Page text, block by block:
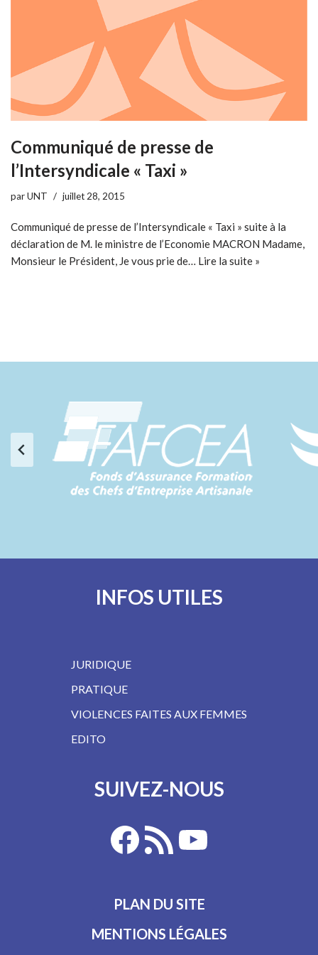
Communiqué de presse de
l’Intersyndicale « Taxi »
parUNT juillet 28, 2015
Communiqué de presse de l’Intersyndicale « Taxi » suite à la
déclaration de M. le ministre de l’Economie MACRON Madame,
Monsieur le Président, Je vous prie de… Lire la suite »
INFOS UTILES
JURIDIQUE
PRATIQUE
VIOLENCES FAITES AUX FEMMES
EDITO
SUIVEZ-NOUS
PLAN DU SITE
MENTIONS LÉGALES